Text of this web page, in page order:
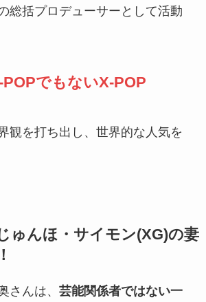
総括プロデューサーとして活動
でもないX-POP
観を打ち出し、世界的な人気を
ゅんほ・サイモン(XG)の妻
さんは、 芸能関係者ではない一